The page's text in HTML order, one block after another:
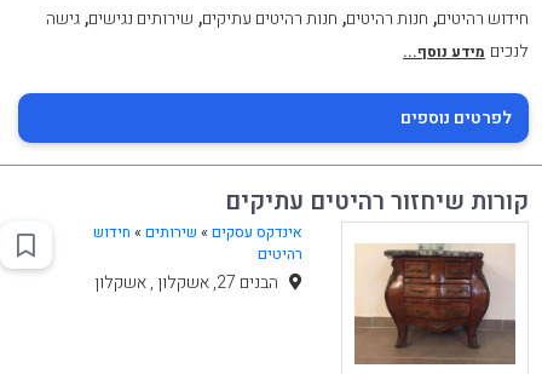
חידוש רהיטים, חנות רהיטים, חנות רהיטים עתיקים, שירותים נגישים,גישה
לנכים מידע נוסף...
לפרטים נוספים
קורות שיחזור רהיטים עתיקים
אינדקס עסקים » שירותים» חידוש
רהיטים
הבנים 27, אשקלון , אשקלון